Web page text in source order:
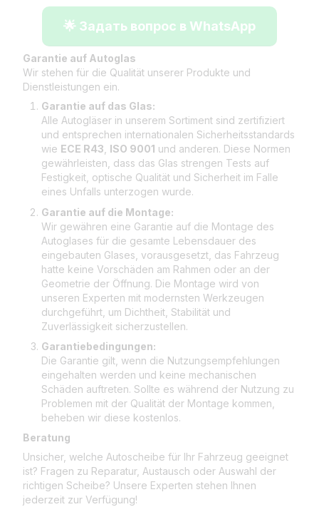
🌟 Задать вопрос в WhatsApp
Garantie auf Autoglas
Wir stehen für die Qualität unserer Produkte und
Dienstleistungen ein.
Garantie auf das Glas:
Alle Autogläser in unserem Sortiment sind zertifiziert
und entsprechen internationalen Sicherheitsstandards
wie ECE R43 ISO 9001 und anderen. Diese Normen
gewährleisten, dass das Glas strengen Tests auf
Festigkeit, optische Qualität und Sicherheit im Falle
eines Unfalls unterzogen wurde.
Garantie auf die Montage:
Wir gewähren eine Garantie auf die Montage des
Autoglases für die gesamte Lebensdauer des
eingebauten Glases, vorausgesetzt, das Fahrzeug
hatte keine Vorschäden am Rahmen oder an der
Geometrie der Öffnung. Die Montage wird von
unseren Experten mit modernsten Werkzeugen
durchgeführt, um Dichtheit, Stabilität und
Zuverlässigkeit sicherzustellen.
Garantiebedingungen:
Die Garantie gilt, wenn die Nutzungsempfehlungen
eingehalten werden und keine mechanischen
Schäden auftreten. Sollte es während der Nutzung zu
Problemen mit der Qualität der Montage kommen,
beheben wir diese kostenlos.
Beratung
Unsicher, welche Autoscheibe für Ihr Fahrzeug geeignet
ist? Fragen zu Reparatur, Austausch oder Auswahl der
richtigen Scheibe? Unsere Experten stehen Ihnen
jederzeit zur Verfügung!